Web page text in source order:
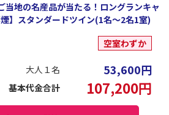
当地の名産品が当たる！ロングランキャ
】スタンダードツイン(1名～2名1室)
空室わずか
大人１名 53,600円
基本代金合計 107,200円